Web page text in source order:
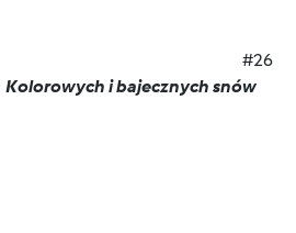
#26
Kolorowych i bajecznych snów